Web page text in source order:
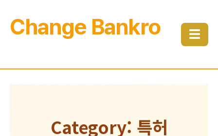
Change Bankro ☰
Category: 특허